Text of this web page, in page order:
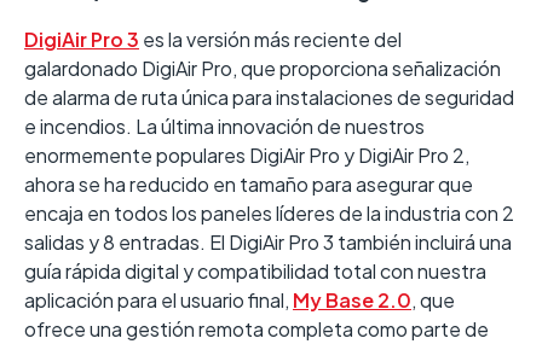
DigiAir Pro 3 es la versión más reciente del
galardonado DigiAir Pro, que proporciona señalización
de alarma de ruta única para instalaciones de seguridad
e incendios. La última innovación de nuestros
enormemente populares DigiAir Pro y DigiAir Pro 2,
ahora se ha reducido en tamaño para asegurar que
encaja en todos los paneles líderes de la industria con 2
salidas y 8 entradas. El DigiAir Pro 3 también incluirá una
guía rápida digital y compatibilidad total con nuestra
aplicación para el usuario final, My Base 2.0, que
ofrece una gestión remota completa como parte de